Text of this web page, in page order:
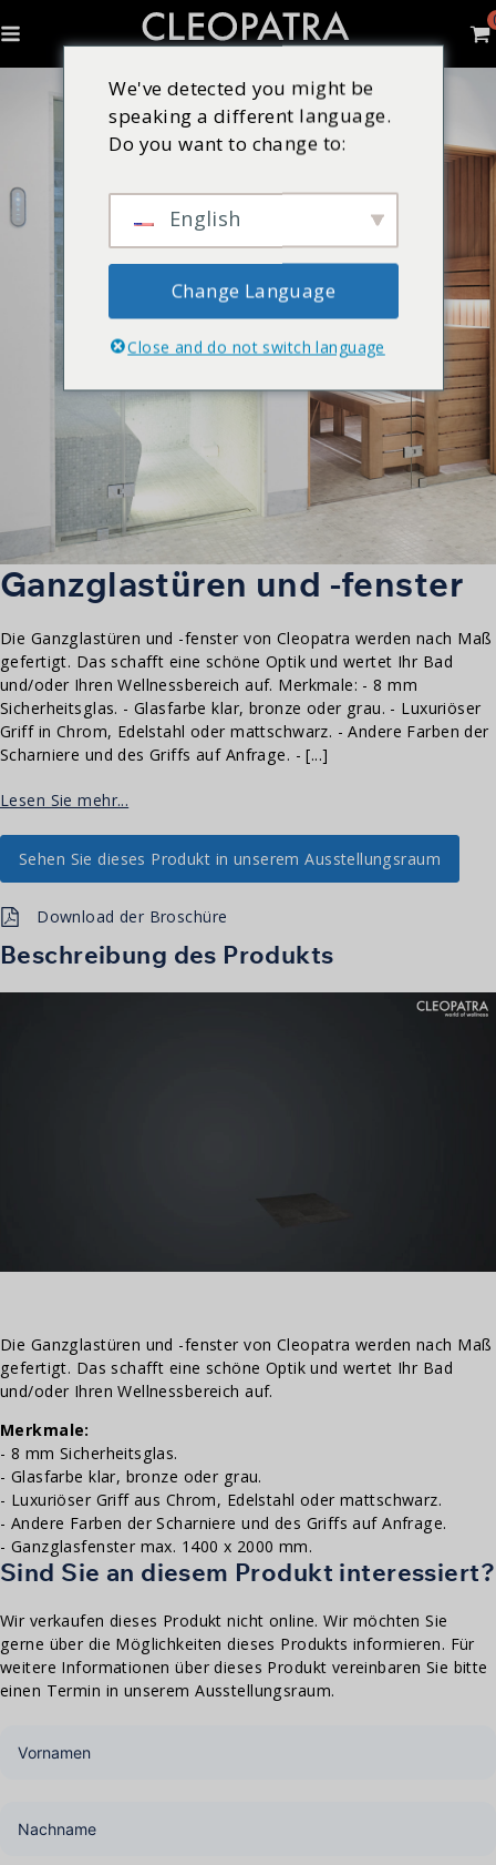
Ganzglastüren und -fenster
Die Ganzglastüren und -fenster von Cleopatra werden nach Maß
gefertigt. Das schafft eine schöne Optik und wertet Ihr Bad
und/oder Ihren Wellnessbereich auf. Merkmale: - 8 mm
Sicherheitsglas. - Glasfarbe klar, bronze oder grau. - Luxuriöser
Griff in Chrom, Edelstahl oder mattschwarz. - Andere Farben der
Scharniere und des Griffs auf Anfrage. - [...]
Lesen Sie mehr...
Sehen Sie dieses Produkt in unserem Ausstellungsraum
Download der Broschüre
Beschreibung des Produkts
Die Ganzglastüren und -fenster von Cleopatra werden nach Maß
gefertigt. Das schafft eine schöne Optik und wertet Ihr Bad
und/oder Ihren Wellnessbereich auf.
Merkmale:
- 8 mm Sicherheitsglas.
- Glasfarbe klar, bronze oder grau.
- Luxuriöser Griff aus Chrom, Edelstahl oder mattschwarz.
- Andere Farben der Scharniere und des Griffs auf Anfrage.
- Ganzglasfenster max. 1400 x 2000 mm.
Sind Sie an diesem Produkt interessiert?
Wir verkaufen dieses Produkt nicht online. Wir möchten Sie
gerne über die Möglichkeiten dieses Produkts informieren. Für
weitere Informationen über dieses Produkt vereinbaren Sie bitte
einen Termin in unserem Ausstellungsraum.
We've detected you might be
speaking a different language.
Do you want to change to:
English
Change Language
Close and do not switch language